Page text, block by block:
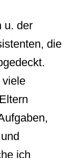
u. der
die
ich